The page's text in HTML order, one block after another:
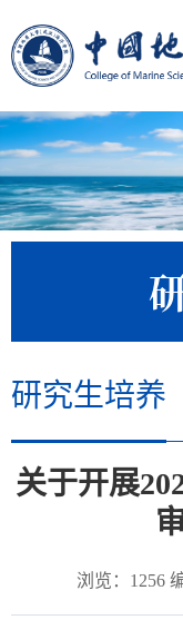
研究生培养
关于开展
浏览： 1256